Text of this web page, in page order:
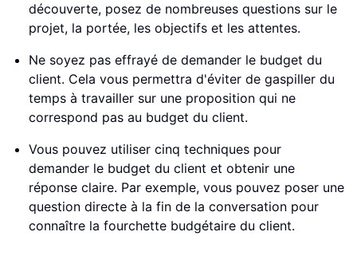
découverte, posez de nombreuses questions sur le
projet, la portée, les objectifs et les attentes.
Ne soyez pas effrayé de demander le budget du
client. Cela vous permettra d'éviter de gaspiller du
temps à travailler sur une proposition qui ne
correspond pas au budget du client.
Vous pouvez utiliser cinq techniques pour
demander le budget du client et obtenir une
réponse claire. Par exemple, vous pouvez poser une
question directe à la fin de la conversation pour
connaître la fourchette budgétaire du client.